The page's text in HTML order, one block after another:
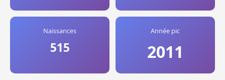
Naissances
515
Année pic
2011